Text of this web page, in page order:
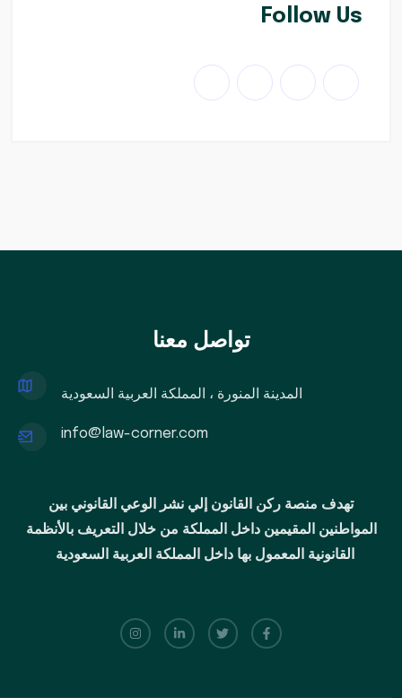
Follow Us
تواصل معنا
المدينة المنورة ، المملكة العربية السعودية
info@law-corner.com
تهدف منصة ركن القانون إلي نشر الوعي القانوني بين
المواطنين المقيمين داخل المملكة من خلال التعريف بالأنظمة
القانونية المعمول بها داخل المملكة العربية السعودية